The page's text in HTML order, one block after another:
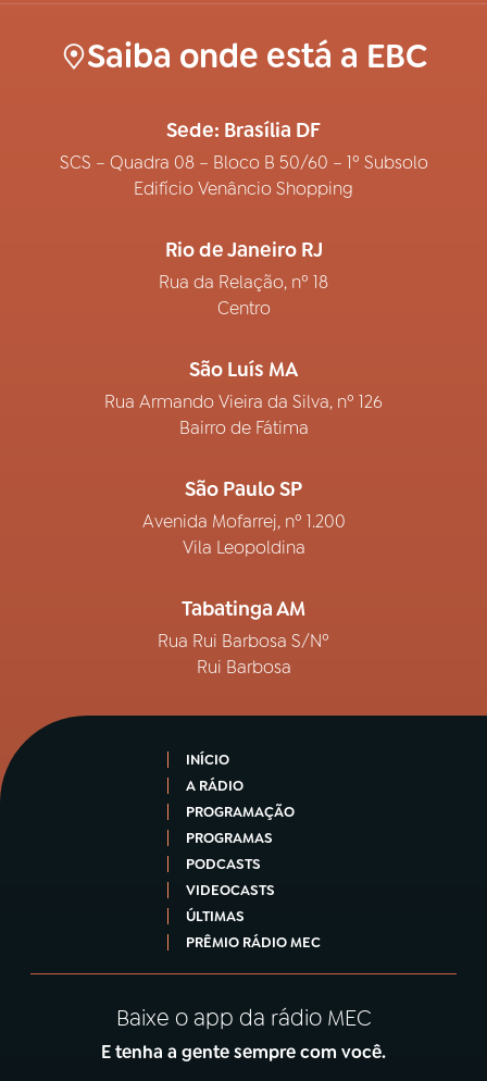
Saiba onde está a EBC
Sede: Brasília DF
SCS – Quadra 08 – Bloco B 50/60 – 1º Subsolo
Edifício Venâncio Shopping
Rio de Janeiro RJ
Rua da Relação, nº 18
Centro
São Luís MA
Rua Armando Vieira da Silva, nº 126
Bairro de Fátima
São Paulo SP
Avenida Mofarrej, nº 1.200
Vila Leopoldina
Tabatinga AM
Rua Rui Barbosa S/Nº
Rui Barbosa
INÍCIO
A RÁDIO
PROGRAMAÇÃO
PROGRAMAS
PODCASTS
VIDEOCASTS
ÚLTIMAS
PRÊMIO RÁDIO MEC
Baixe o app da rádio MEC
E tenha a gente sempre com você.